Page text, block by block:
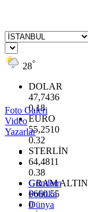
28°
DOLAR
47,7436
0.18
EURO
55,2510
0.32
STERLİN
64,4811
0.38
GRAM ALTIN
6660.55
0
Foto Galeri
Video
Yazarlar
Gündem
Politika
Dünya